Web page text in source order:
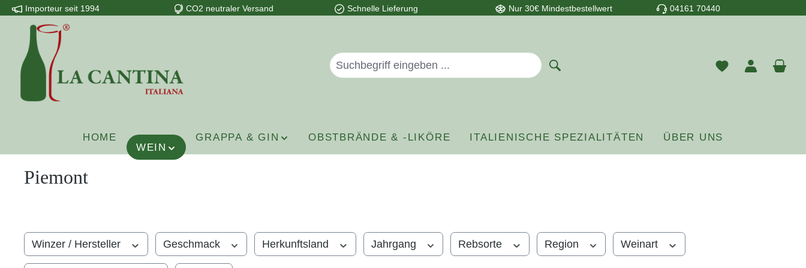
Hauptinhalt springen
Zur Suche springen
Zur Hauptnavigation springen
Importeur seit 1994 CO2 neutraler Versand Schnelle Lieferung Nur 30€ Mindestbestellwert 04161 70440
Du hast 0
HOME
WEIN
GRAPPA & GIN OBSTBRÄNDE & -LIKÖRE ITALIENISCHE SPEZIALITÄTEN ÜBER UNS
Piemont
Winzer / Hersteller Geschmack Herkunftsland Jahrgang Rebsorte Region Weinart